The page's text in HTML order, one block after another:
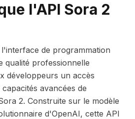
l'API Sora 2
de programmation
qualité professionnelle
développeurs un accès
avancées de
2. Construite sur le modèle
d'OpenAI, cette API